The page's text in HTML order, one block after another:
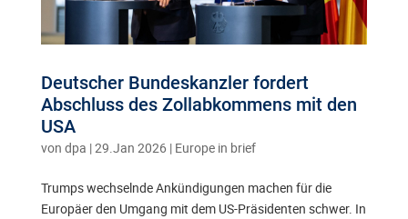
Deutscher Bundeskanzler fordert
Abschluss des Zollabkommens mit den
USA
von dpa |29.Jan 2026 | Europe in brief
Trumps wechselnde Ankündigungen machen für die
Europäer den Umgang mit dem US-Präsidenten schwer. In